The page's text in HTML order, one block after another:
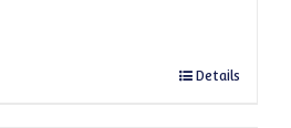
Produkt weist mehrere Varianten
Details